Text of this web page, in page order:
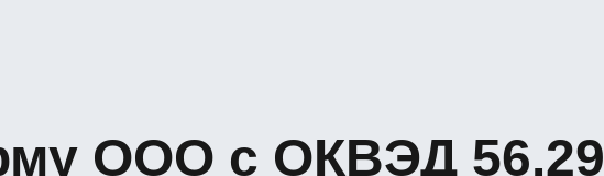
счётом
ООО с ОКВЭД 56.29